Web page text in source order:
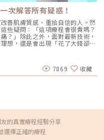
在辰美學，我們重視的透過專業
讓每一條 MINT 線材都發揮它最
選擇老得更優雅。讓秘線拉提成
然綻放。秘線拉提常見問題深度
？ 手術拉皮（Facelift）需要開
線拉提屬於微創、非手術，透過
求自然效果的族群。 施作後會
（約 3-7 天），但只要避開過
正確操作下通常不會影響日常社
而言，PDO 材質約在 6-9 個月
撐效果與組織復位感可維持 12-
的進階選擇。
心照護傷口，以降低疤痕產生的
激烈運動和不規律的生活作
如有上述的狀況也將提升手術失
高，況且還需要投入更多金錢和
細心照護好傷口。雙眼皮手術失
的醫師如果要再度執行手術相
度，建議手術失敗的患者與醫師
驗豐富且設備完善的醫美診所非
給可靠的專業醫療團隊。• 重
後，會依照疤痕情況來評估，同
遵照醫囑定期回診醫師會詳細
次解答所有疑惑！
善肌膚質感、重拾自信的人。然
些疑問：「這項療程會很貴嗎？
？」除此之外，面對最新技術，
想，還是會出現「花了大錢卻收
疤的尖端科技，效果令人期
如何讓UP雷射治療更具CP值，
李杰年院長將帶您了解如何以最
，同時降低負擔與不適感。UP
UP雷射是目前修復凹洞痘疤最先
，其實痘疤的治療方式應該根據
果。即便是同樣的飛梭雷射，不
，操作的醫師和施打方式會直接
7869 收藏
的真實療程經驗分享
選擇正確的療程